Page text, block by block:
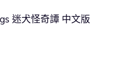
犬怪奇譚 中文版